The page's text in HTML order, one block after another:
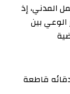
المدني، إذ
بين